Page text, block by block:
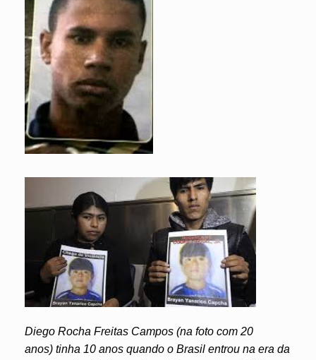
Diego Rocha Freitas Campos (na foto com 20
anos) tinha 10 anos quando o Brasil entrou na era da